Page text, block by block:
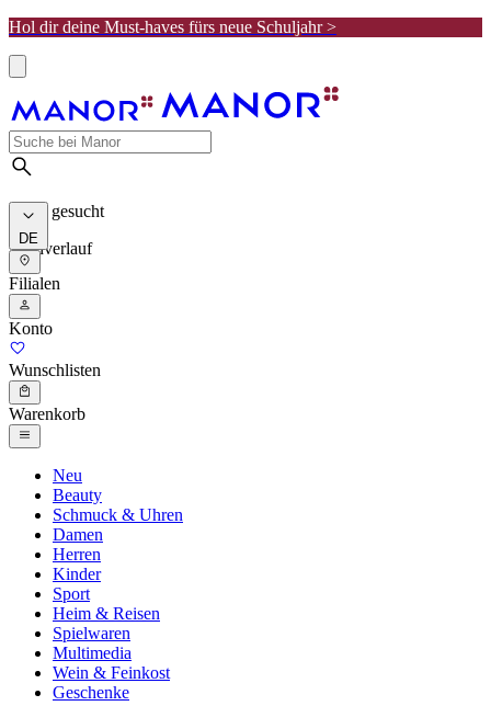
Hol dir deine Must-haves fürs neue Schuljahr >
Meist gesucht
Suchverlauf
DE
Filialen
Konto
Wunschlisten
Warenkorb
Neu
Beauty
Schmuck & Uhren
Damen
Herren
Kinder
Sport
Heim & Reisen
Spielwaren
Multimedia
Wein & Feinkost
Geschenke